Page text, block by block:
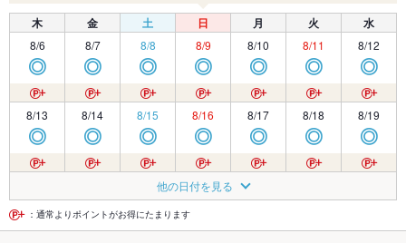
木 金 土 日 月 火 水
8/6
◎
8/7
◎
8/8
◎
8/9
◎
8/10
◎
8/11
◎
8/12
◎
8/13
◎
8/14
◎
8/15
◎
8/16
◎
8/17
◎
8/18
◎
8/19
◎
◎ ◎
8/22
◎
8/23
◎
8/24
◎ ◎ ◎
他の日付を見る
：通常よりポイントがお得にたまります